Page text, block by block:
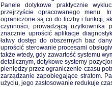
Panele dotykowe praktycznie
przejrzyście opracowanego menu.
ograniczone są co do liczby i funkcji,
czynności, prowadzącą użytkownika
znacznie uprościć aplikacje
łatwy dostęp do obszernych baz
uprościć sterowanie procesami
także wtedy, gdy zawartość systemu
detalicznym, dotykowe systemy
pieniędzy przez ograniczenie czasu
zarządzanie zapobiegające stratom.
użyciu, jego zastosowanie redukuje